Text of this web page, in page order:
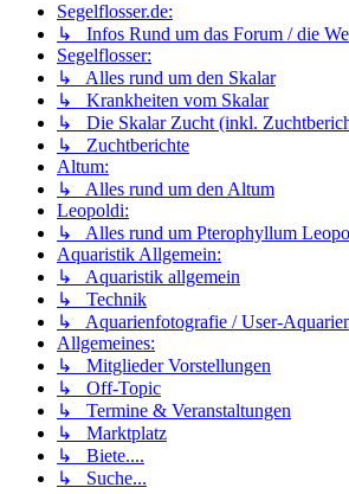
Segelflosser.de:
↳ Infos Rund um das Forum / die
Segelflosser:
↳ Alles rund um den Skalar
↳ Krankheiten vom Skalar
↳ Die Skalar Zucht (inkl.
↳ Zuchtberichte
Altum:
↳ Alles rund um den Altum
Leopoldi:
↳ Alles rund um Pterophyllum
Aquaristik Allgemein:
↳ Aquaristik allgemein
↳ Technik
↳ Aquarienfotografie / User-
Allgemeines:
↳ Mitglieder Vorstellungen
↳ Off-Topic
↳ Termine & Veranstaltungen
↳ Marktplatz
↳ Biete....
↳ Suche...